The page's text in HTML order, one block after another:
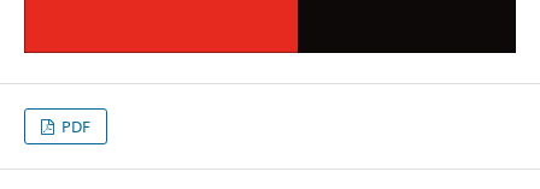
PDF